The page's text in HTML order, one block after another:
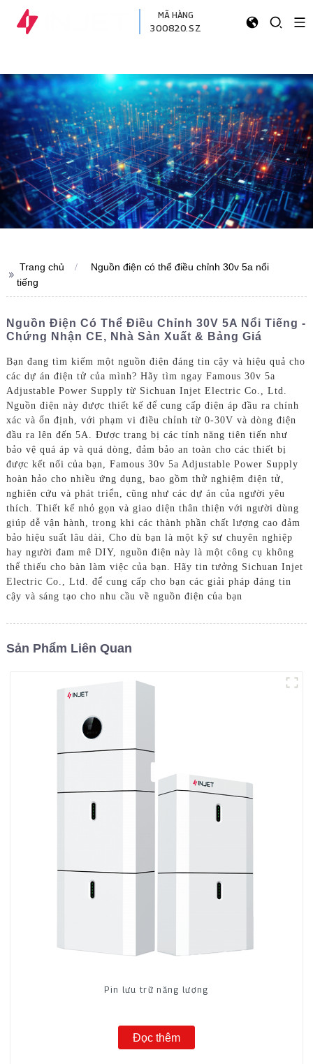
MÃ HÀNG
300820.SZ
>> Trang chủ
Nguồn điện có thể điều chỉnh 30v 5a nổi
tiếng
Nguồn Điện Có Thể Điều Chỉnh 30V 5A Nổi Tiếng -
Chứng Nhận CE, Nhà Sản Xuất & Bảng Giá
Bạn đang tìm kiếm một nguồn điện đáng tin cậy và hiệu quả cho
các dự án điện tử của mình? Hãy tìm ngay Famous 30v 5a
Adjustable Power Supply từ Sichuan Injet Electric Co., Ltd.
Nguồn điện này được thiết kế để cung cấp điện áp đầu ra chính
xác và ổn định, với phạm vi điều chỉnh từ 0-30V và dòng điện
đầu ra lên đến 5A. Được trang bị các tính năng tiên tiến như
bảo vệ quá áp và quá dòng, đảm bảo an toàn cho các thiết bị
được kết nối của bạn, Famous 30v 5a Adjustable Power Supply
hoàn hảo cho nhiều ứng dụng, bao gồm thử nghiệm điện tử,
nghiên cứu và phát triển, cũng như các dự án của người yêu
thích. Thiết kế nhỏ gọn và giao diện thân thiện với người dùng
giúp dễ vận hành, trong khi các thành phần chất lượng cao đảm
bảo hiệu suất lâu dài, Cho dù bạn là một kỹ sư chuyên nghiệp
hay người đam mê DIY, nguồn điện này là một công cụ không
thể thiếu cho bàn làm việc của bạn. Hãy tin tưởng Sichuan Injet
Electric Co., Ltd. để cung cấp cho bạn các giải pháp đáng tin
cậy và sáng tạo cho nhu cầu về nguồn điện của bạn
Sản Phẩm Liên Quan
Pin lưu trữ năng lượng
Đọc thêm